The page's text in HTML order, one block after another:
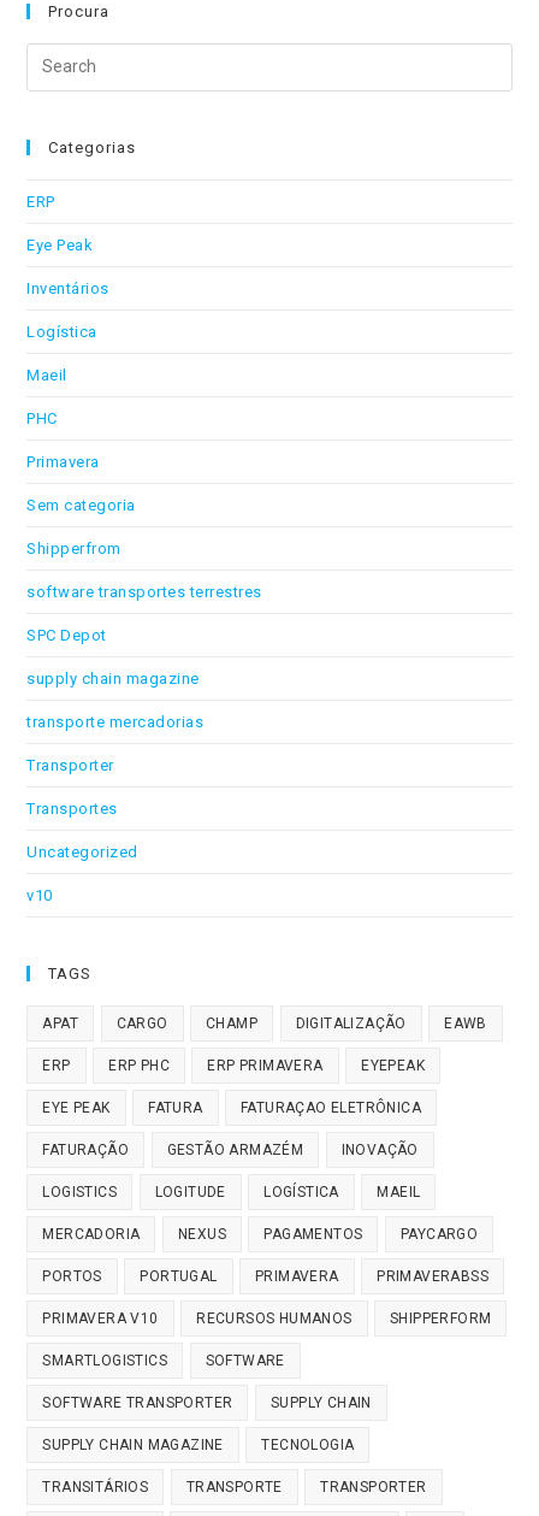
Procura
Search
this
Categorias
ERP
Eye Peak
Inventários
Logística
Maeil
PHC
Primavera
Sem categoria
Shipperfrom
software transportes terrestres
SPC Depot
supply chain magazine
transporte mercadorias
Transporter
Transportes
Uncategorized
v10
TAGS
APAT CARGO CHAMP DIGITALIZAÇÃO EAWB
ERP ERP PHC ERP PRIMAVERA EYEPEAK
EYE PEAK FATURA FATURAÇAO ELETRÔNICA
FATURAÇÃO GESTÃO ARMAZÉM INOVAÇÃO
LOGISTICS LOGITUDE LOGÍSTICA MAEIL
MERCADORIA NEXUS PAGAMENTOS PAYCARGO
PORTOS PORTUGAL PRIMAVERA PRIMAVERABSS
PRIMAVERA V10 RECURSOS HUMANOS SHIPPERFORM
SMARTLOGISTICS SOFTWARE
SOFTWARE TRANSPORTER SUPPLY CHAIN
SUPPLY CHAIN MAGAZINE TECNOLOGIA
TRANSITÁRIOS TRANSPORTE TRANSPORTER